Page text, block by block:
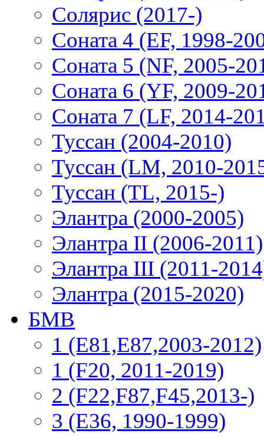
Солярис (2017-)
Соната 4 (EF, 1998-
Соната 5 (NF, 2005-
Соната 6 (YF, 2009-
Соната 7 (LF, 2014-
Туссан (2004-2010)
Туссан (LM, 2010-
Туссан (TL, 2015-)
Элантра (2000-2005)
Элантра II (2006-2011)
Элантра III (2011-
Элантра (2015-2020)
БМВ
1 (E81,E87,2003-2012)
1 (F20, 2011-2019)
2 (F22,F87,F45,2013-)
3 (Е36, 1990-1999)